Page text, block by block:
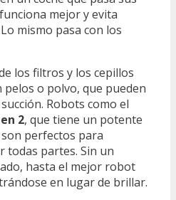
mejor y evita
mismo pasa con los
los filtros y los cepillos
pelos o polvo, que pueden
Robots como el
2, que tiene un potente
perfectos para
todas partes. Sin un
hasta el mejor robot
en lugar de brillar.